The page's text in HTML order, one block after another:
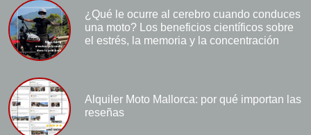
¿Qué le ocurre al cerebro cuando conduces
una moto? Los beneficios científicos sobre
el estrés, la memoria y la concentración
Alquiler Moto Mallorca: por qué importan las
reseñas